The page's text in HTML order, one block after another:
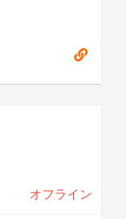
オフライン